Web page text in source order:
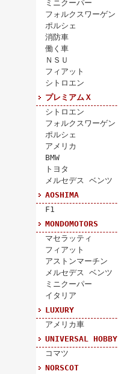
ミニクーパー
フォルクスワーゲン
ポルシェ
消防車
働く車
ＮＳＵ
フィアット
シトロエン
プレミアムＸ
シトロエン
フォルクスワーゲン
ポルシェ
アメリカ
BMW
トヨタ
メルセデス ベンツ
AOSHIMA
F1
MONDOMOTORS
マセラッティ
フィアット
アストンマーチン
メルセデス ベンツ
ミニクーパー
イタリア
LUXURY
アメリカ車
UNIVERSAL HOBBY
コマツ
NORSCOT